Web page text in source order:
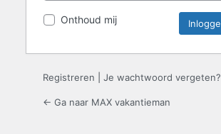
Onthoud mij
Registreren Je wachtwoord vergeten?
← Ga naar MAX vakantieman